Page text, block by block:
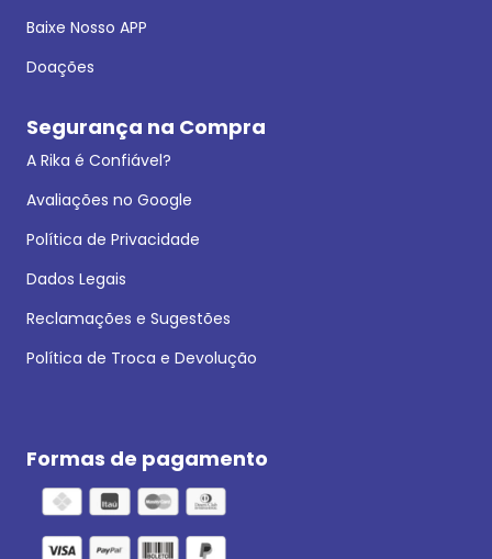
Baixe Nosso APP
Doações
Segurança na Compra
A Rika é Confiável?
Avaliações no Google
Política de Privacidade
Dados Legais
Reclamações e Sugestões
Política de Troca e Devolução
Formas de pagamento